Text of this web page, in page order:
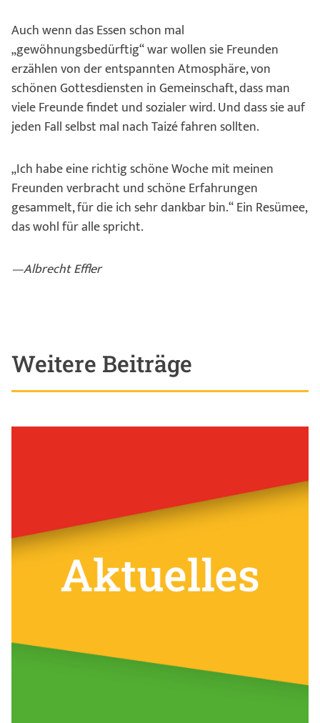
Auch wenn das Essen schon mal
„gewöhnungsbedürftig“ war wollen sie Freunden
erzählen von der entspannten Atmosphäre, von
schönen Gottesdiensten in Gemeinschaft, dass man
viele Freunde findet und sozialer wird. Und dass sie auf
jeden Fall selbst mal nach Taizé fahren sollten.
„Ich habe eine richtig schöne Woche mit meinen
Freunden verbracht und schöne Erfahrungen
gesammelt, für die ich sehr dankbar bin.“ Ein Resümee,
das wohl für alle spricht.
—Albrecht Effler
Weitere Beiträge